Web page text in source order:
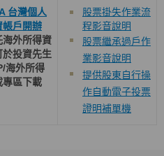
台灣個人
帳戶開辦
海外所得資
於投資先生
海外所得
專區下載
股票掛失作業流
程影音說明
股票繼承過戶作
業影音說明
提供股東自行操
作自動電子投票
證明補單機